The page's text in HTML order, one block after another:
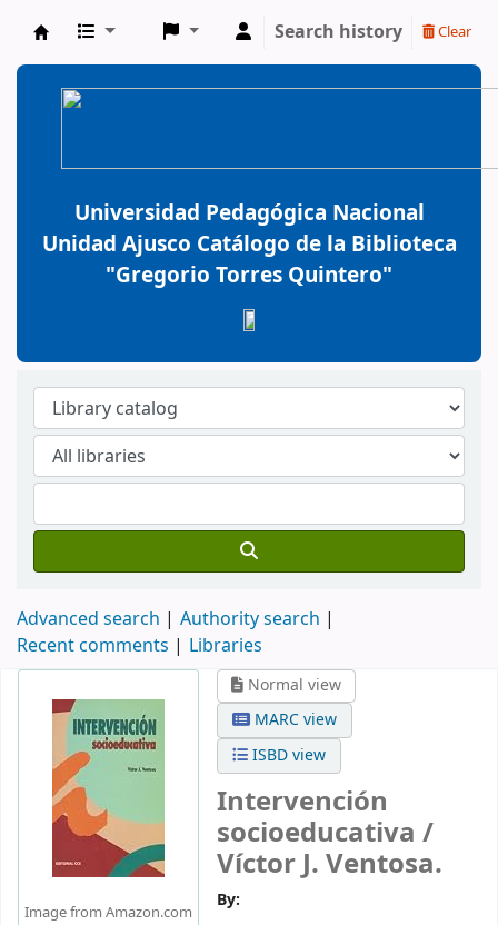
BiblioGTQ
Search history Clear
Universidad Pedagógica Nacional
Unidad Ajusco Catálogo de la Biblioteca
"Gregorio Torres Quintero"
Advanced search
Authority search
Recent comments
Libraries
Image from Amazon.com
Normal view
MARC view
ISBD view
Intervención
socioeducativa /
Víctor J. Ventosa.
By: